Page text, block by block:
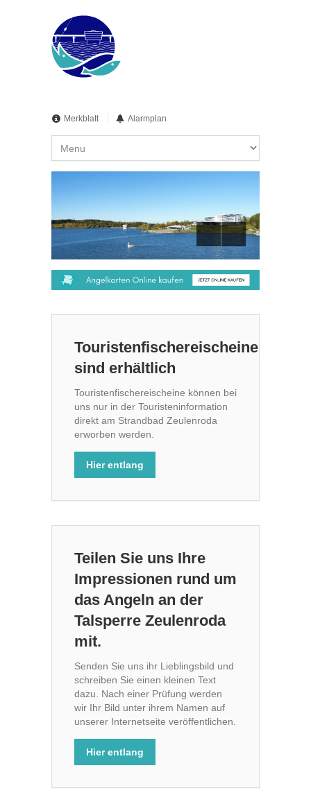
Merkblatt Alarmplan
Touristenfischereischeine
sind erhältlich
Touristenfischereischeine können bei
uns nur in der Touristeninformation
direkt am Strandbad Zeulenroda
erworben werden.
Hier entlang
Teilen Sie uns Ihre
Impressionen rund um
das Angeln an der
Talsperre Zeulenroda
mit.
Senden Sie uns ihr Lieblingsbild und
schreiben Sie einen kleinen Text
dazu. Nach einer Prüfung werden
wir Ihr Bild unter ihrem Namen auf
unserer Internetseite veröffentlichen.
Hier entlang